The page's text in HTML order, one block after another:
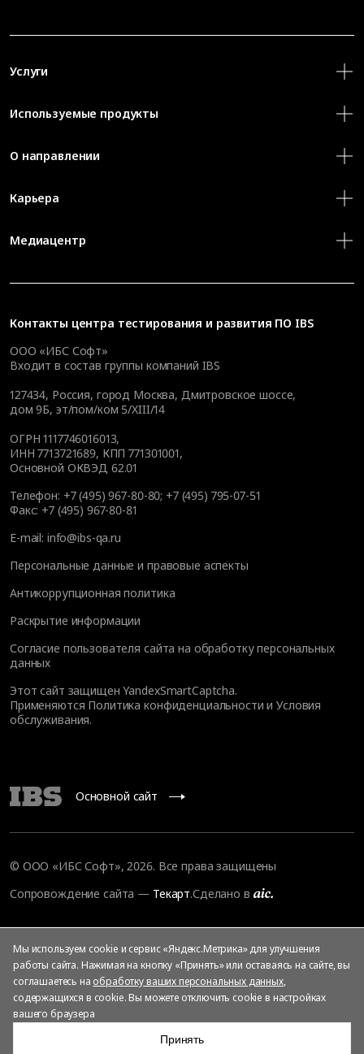
Контакты центра тестирования и развития ПО IBS
ООО «ИБС Софт»
Входит в состав группы компаний IBS
127434, Россия, город Москва, Дмитровское шоссе,
дом 9Б, эт/пом/ком 5/XIII/14
ОГРН 1117746016013,
ИНН 7713721689, КПП 771301001,
Основной ОКВЭД 62.01
Телефон: +7 (495) 967-80-80; +7 (495) 795-07-51
Факс: +7 (495) 967-80-81
E-mail: info@ibs-qa.ru
Персональные данные и правовые аспекты
Антикоррупционная политика
Раскрытие информации
Согласие пользователя сайта на обработку персональных
данных
Этот сайт защищен YandexSmartCaptcha.
Применяются Политика конфиденциальности иУсловия
обслуживания.
Услуги
Используемые продукты
О направлении
Карьера
Медиацентр
Основной сайт
© ООО «ИБС Софт», 2026. Все права защищены
Сопровождение сайта — Текарт.Сделано в
Мы используем cookie и сервис «Яндекс.Метрика» для улучшения
работы сайта. Нажимая на кнопку «Принять» или оставаясь на сайте, вы
соглашаетесь на обработку ваших персональных данных,
содержащихся в cookie. Вы можете отключить cookie в настройках
вашего браузера
Принять